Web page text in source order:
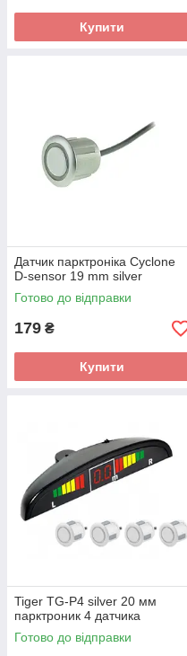
Купити
Датчик парктроніка Cyclone
D-sensor 19 mm silver
Готово до відправки
179 ₴
Купити
Tiger TG-P4 silver 20 мм
парктроник 4 датчика
Готово до відправки